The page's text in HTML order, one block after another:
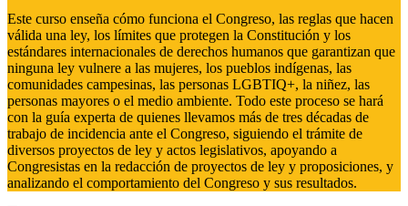
Este curso enseña cómo funciona el Congreso, las reglas que hacen
válida una ley, los límites que protegen la Constitución y los
estándares internacionales de derechos humanos que garantizan que
ninguna ley vulnere a las mujeres, los pueblos indígenas, las
comunidades campesinas, las personas LGBTIQ+, la niñez, las
personas mayores o el medio ambiente. Todo este proceso se hará
con la guía experta de quienes llevamos más de tres décadas de
trabajo de incidencia ante el Congreso, siguiendo el trámite de
diversos proyectos de ley y actos legislativos, apoyando a
Congresistas en la redacción de proyectos de ley y proposiciones, y
analizando el comportamiento del Congreso y sus resultados.